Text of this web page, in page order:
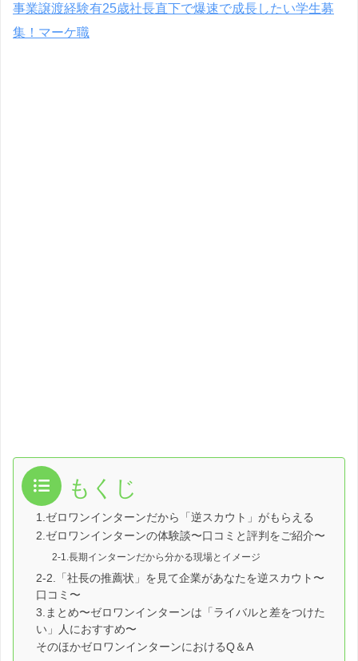
事業譲渡経験有25歳社長直下で爆速で成長したい学生募
集！マーケ職
もくじ
1.ゼロワンインターンだから「逆スカウト」がもらえる
2.ゼロワンインターンの体験談〜口コミと評判をご紹介〜
2-1.長期インターンだから分かる現場とイメージ
2-2.「社長の推薦状」を見て企業があなたを逆スカウト〜
口コミ〜
3.まとめ〜ゼロワンインターンは「ライバルと差をつけた
い」人におすすめ〜
そのほかゼロワンインターンにおけるQ＆A